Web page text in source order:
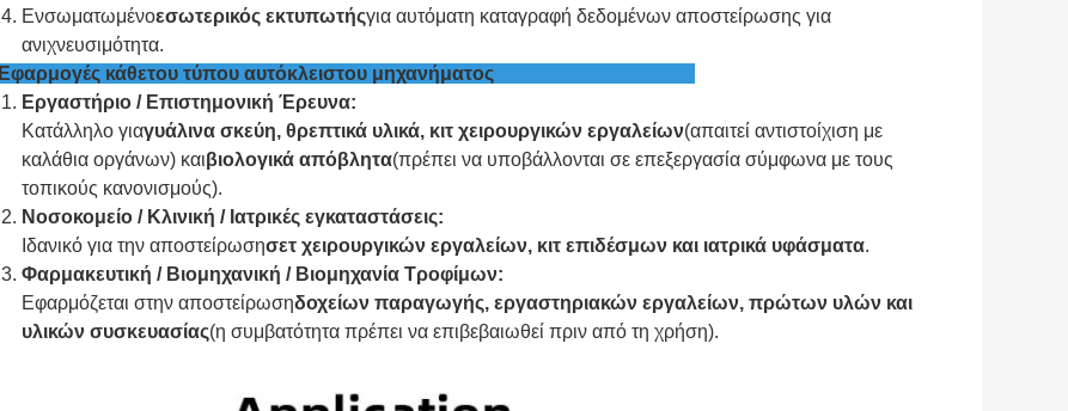
Ενσωματωμένοεσωτερικός εκτυπωτήςγια αυτόματη καταγραφή δεδομένων αποστείρωσης για
ανιχνευσιμότητα.
Εφαρμογές κάθετου τύπου αυτόκλειστου μηχανήματος
Εργαστήριο / Επιστημονική Έρευνα:
Κατάλληλο γιαγυάλινα σκεύη, θρεπτικά υλικά, κιτ χειρουργικών εργαλείων(απαιτεί αντιστοίχιση με
καλάθια οργάνων) καιβιολογικά απόβλητα(πρέπει να υποβάλλονται σε επεξεργασία σύμφωνα με τους
τοπικούς κανονισμούς).
Νοσοκομείο / Κλινική / Ιατρικές εγκαταστάσεις:
Ιδανικό για την αποστείρωσησετ χειρουργικών εργαλείων, κιτ επιδέσμων και ιατρικά υφάσματα.
Φαρμακευτική / Βιομηχανική / Βιομηχανία Τροφίμων:
Εφαρμόζεται στην αποστείρωσηδοχείων παραγωγής, εργαστηριακών εργαλείων, πρώτων υλών και
υλικών συσκευασίας(η συμβατότητα πρέπει να επιβεβαιωθεί πριν από τη χρήση).